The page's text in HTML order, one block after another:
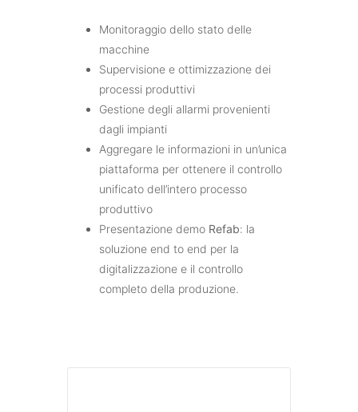
Monitoraggio dello stato delle
macchine
Supervisione e ottimizzazione dei
processi produttivi
Gestione degli allarmi provenienti
dagli impianti
Aggregare le informazioni in un’unica
piattaforma per ottenere il controllo
unificato dell’intero processo
produttivo
Presentazione demo Refab: la
soluzione end to end per la
digitalizzazione e il controllo
completo della produzione.